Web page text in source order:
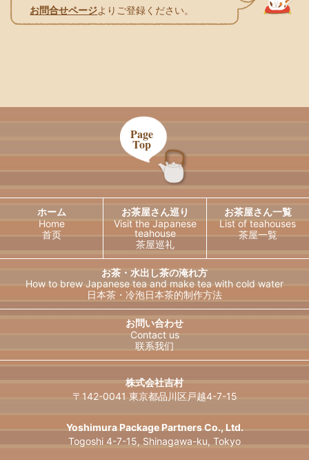
お問合せページよりご登録ください。
ホーム
Home
首页
お茶屋さん巡り
Visit the Japanese
teahouse
茶屋巡礼
お茶屋さん一覧
List of teahouses
茶屋一覧
お茶・水出し茶の淹れ方
How to brew Japanese tea and make tea with cold water
日本茶・冷泡日本茶的制作方法
Français Deutsch
Italiano
お問い合わせ
Contact us
联系我们
Page
Top
株式会社吉村
〒142-0041 東京都品川区戸越4-7-15
Yoshimura Package Partners Co., Ltd.
Togoshi 4-7-15, Shinagawa-ku, Tokyo